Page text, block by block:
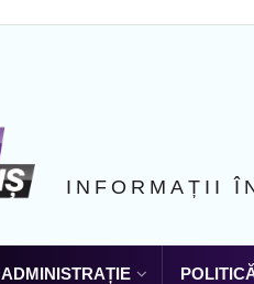
INFORMAȚII
ADMINISTRAȚIE